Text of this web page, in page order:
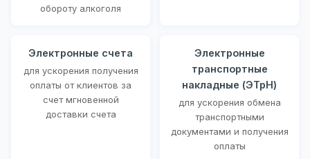
обороту алкоголя
Электронные счета
для ускорения получения
оплаты от клиентов за
счет мгновенной
доставки счета
Электронные
транспортные
накладные (ЭТрН)
для ускорения обмена
транспортными
документами и получения
оплаты